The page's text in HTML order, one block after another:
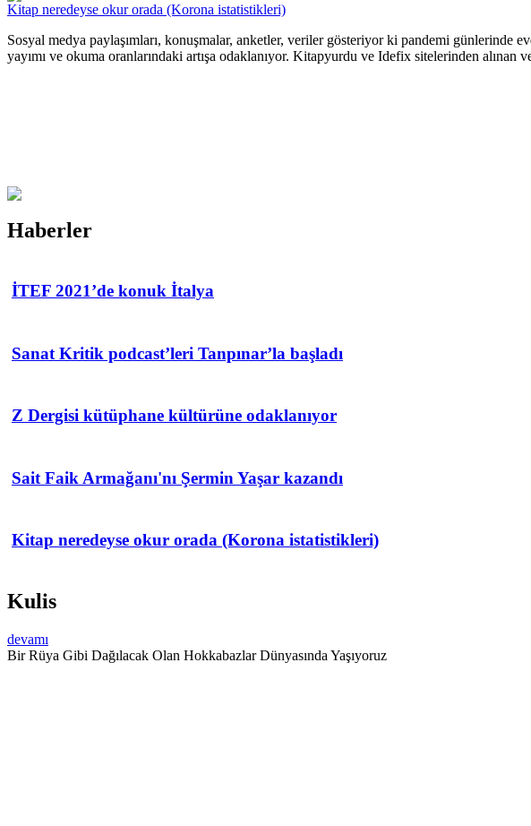
Kitap neredeyse okur orada (Korona istatistikleri)
Sosyal medya paylaşımları, konuşmalar, anketler, veriler gösteriyor ki pandemi günlerinde
yayımı ve okuma oranlarındaki artışa odaklanıyor. Kitapyurdu ve Idefix sitelerinden alınan
Haberler
İTEF 2021’de konuk İtalya
Sanat Kritik podcast’leri Tanpınar’la başladı
Z Dergisi kütüphane kültürüne odaklanıyor
Sait Faik Armağanı'nı Şermin Yaşar kazandı
Kitap neredeyse okur orada (Korona istatistikleri)
Kulis
devamı
Bir Rüya Gibi Dağılacak Olan Hokkabazlar Dünyasında Yaşıyoruz